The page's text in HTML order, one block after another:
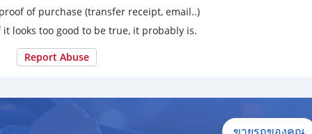
of purchase (transfer receipt, email..)
looks too good to be true, it probably is.
Report Abuse